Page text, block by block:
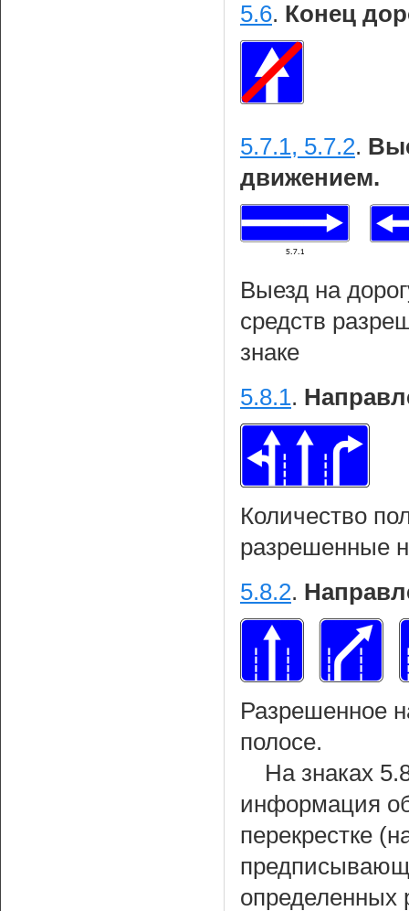
5.6. Конец
5.7.1, 5.7.2.
движением.
Выезд на
средств
знаке
5.8.1.
Количество
разрешенные
5.8.2.
Разрешенное
полосе.
На знаках
информация
перекрестке
определенных